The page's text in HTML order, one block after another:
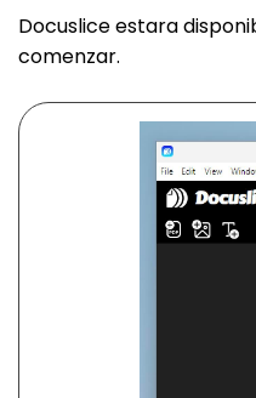
Docuslice estara
comenzar.